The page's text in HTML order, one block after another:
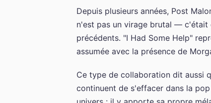
Depuis plusieurs années, Post
n'est pas un virage brutal — c'était
précédents. "I Had Some Help"
assumée avec la présence de
Ce type de collaboration dit aussi
continuent de s'effacer dans la